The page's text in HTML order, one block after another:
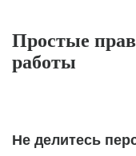
Простые
работы
Не делитесь